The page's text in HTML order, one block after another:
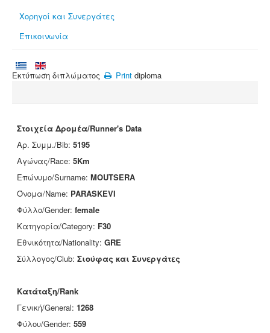
Χορηγοί και Συνεργάτες
Επικοινωνία
Εκτύπωση διπλώματος Print diploma
Στοιχεία Δρομέα/Runner's Data
Αρ. Συμμ./Bib: 5195
Αγώνας/Race: 5Km
Επώνυμο/Surname: MOUTSERA
Όνομα/Name: PARASKEVI
Φύλλο/Gender: female
Κατηγορία/Category: F30
Εθνικότητα/Nationality: GRE
Σύλλογος/Club: Σιούφας και Συνεργάτες
Κατάταξη/Rank
Γενική/General: 1268
Φύλου/Gender: 559